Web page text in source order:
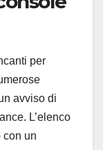
per
avviso di
L’elenco
con un